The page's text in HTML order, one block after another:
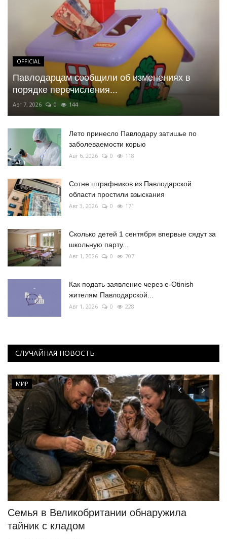
OFFICIAL
Павлодарцам сообщили об изменениях в
порядке перечисления...
Авг 7, 2026 0 144
Лето принесло Павлодару затишье по
заболеваемости корью
Авг 6, 2026 0 118
Сотне штрафников из Павлодарской
области простили взыскания
Авг 3, 2026 0 171
Сколько детей 1 сентября впервые сядут за
школьную парту...
Авг 1, 2026 0 707
Как подать заявление через e-Otinish
жителям Павлодарской...
Авг 1, 2026 0 228
СЛУЧАЙНАЯ НОВОСТЬ
МИР
Семья в Великобритании обнаружила
тайник с кладом